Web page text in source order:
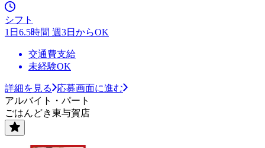
シフト
1日6.5時間 週3日からOK
交通費支給
未経験OK
詳細を見る
応募画面に進む
アルバイト・パート
ごはんどき東与賀店